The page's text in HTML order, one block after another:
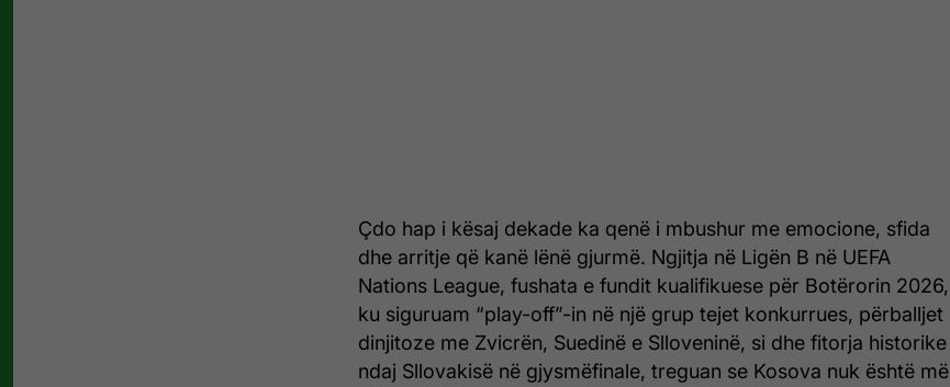
Çdo hap i kësaj dekade ka qenë i mbushur me emocione, sfida
dhe arritje që kanë lënë gjurmë. Ngjitja në Ligën B në UEFA
Nations League, fushata e fundit kualifikuese për Botërorin 2026,
ku siguruam “play-off”-in në një grup tejet konkurrues, përballjet
dinjitoze me Zvicrën, Suedinë e Slloveninë, si dhe fitorja historike
ndaj Sllovakisë në gjysmëfinale, treguan se Kosova nuk është më